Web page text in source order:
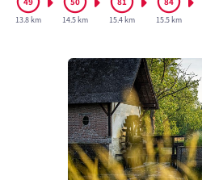
13.8 km 14.5 km 15.4 km 15.5 km